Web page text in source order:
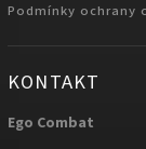
Podmínky ochrany
KONTAKT
Ego Combat